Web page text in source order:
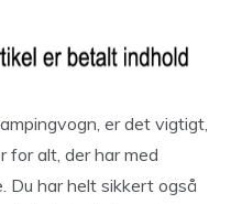
er det vigtigt,
for alt, der har med
Du har helt sikkert også